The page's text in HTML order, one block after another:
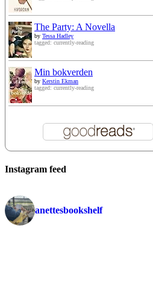
The Party: A Novella
by Tessa Hadley
tagged: currently-reading
Min bokverden
by Kerstin Ekman
tagged: currently-reading
Instagram feed
anettesbookshelf